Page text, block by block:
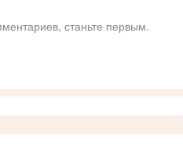
станьте первым.